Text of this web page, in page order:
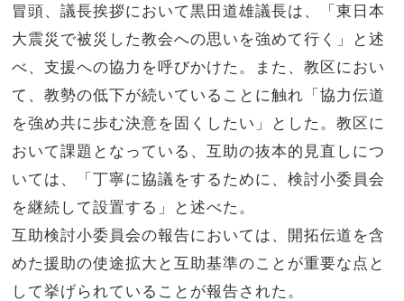
冒頭、議長挨拶において黒田道雄議長は、「東日本
大震災で被災した教会への思いを強めて行く」と述
べ、支援への協力を呼びかけた。また、教区におい
て、教勢の低下が続いていることに触れ「協力伝道
を強め共に歩む決意を固くしたい」とした。教区に
おいて課題となっている、互助の抜本的見直しにつ
いては、「丁寧に協議をするために、検討小委員会
を継続して設置する」と述べた。
互助検討小委員会の報告においては、開拓伝道を含
めた援助の使途拡大と互助基準のことが重要な点と
して挙げられていることが報告された。